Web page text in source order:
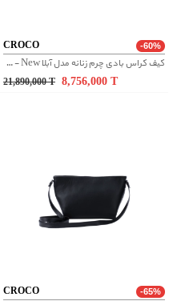
CROCO -60%
کیف کراس بادی چرم زنانه مدل آبلا New - سبز روشن
21,890,000 T 8,756,000
CROCO -65%